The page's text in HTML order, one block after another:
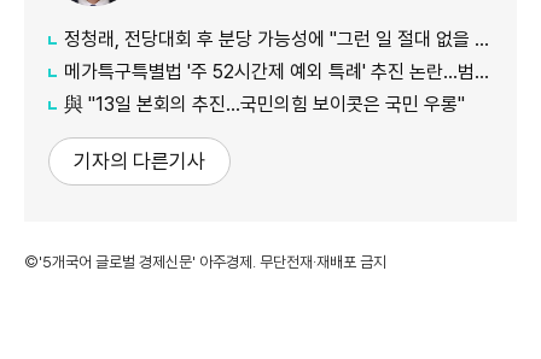
정청래, 전당대회 후 분당 가능성에 "그런 일 절대 없을 것"
메가특구특별법 '주 52시간제 예외 특례' 추진 논란…범여권서도 반발
​​​​​​​與 "13일 본회의 추진…국민의힘 보이콧은 국민 우롱"
기자의 다른기사
©'5개국어 글로벌 경제신문' 아주경제. 무단전재·재배포 금지